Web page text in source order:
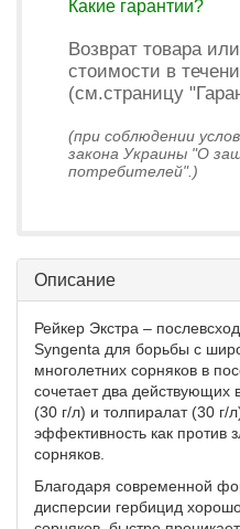
Какие гарантии?
Возврат товара
стоимости в
(см.страницу
(при соблюдении
закона Украины "О
потребителей".)
Описание
Рейкер Экстра –
Syngenta для борьбы с
многолетних сорняков в
сочетает два действующих
(30 г/л) и толпиралат (30 г/
эффективность как против
сорняков.
Благодаря современной
дисперсии гербицид